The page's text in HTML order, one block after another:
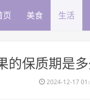
页 美食 生活
的保质期是
2024-12-17